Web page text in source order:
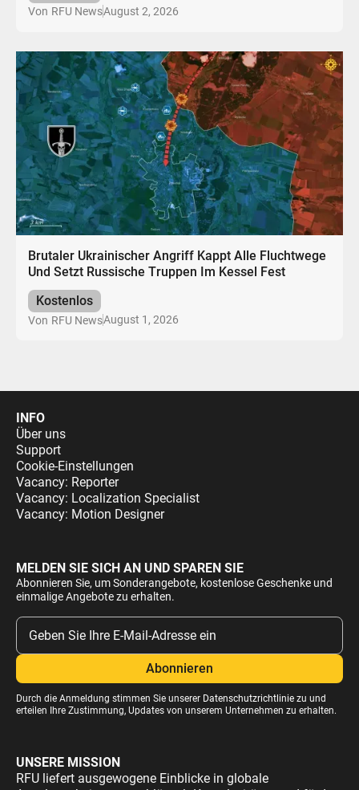
Von RFU NewsAugust 2, 2026
Brutaler Ukrainischer Angriff Kappt Alle Fluchtwege
Und Setzt Russische Truppen Im Kessel Fest
Kostenlos
Von RFU NewsAugust 1, 2026
INFO
Über uns
Support
Cookie-Einstellungen
Vacancy: Reporter
Vacancy: Localization Specialist
Vacancy: Motion Designer
MELDEN SIE SICH AN UND SPAREN SIE
Abonnieren Sie, um Sonderangebote, kostenlose Geschenke und
einmalige Angebote zu erhalten.
Durch die Anmeldung stimmen Sie unserer Datenschutzrichtliniezu und
erteilen Ihre Zustimmung, Updates von unserem Unternehmen zu erhalten.
UNSERE MISSION
RFU liefert ausgewogene Einblicke in globale